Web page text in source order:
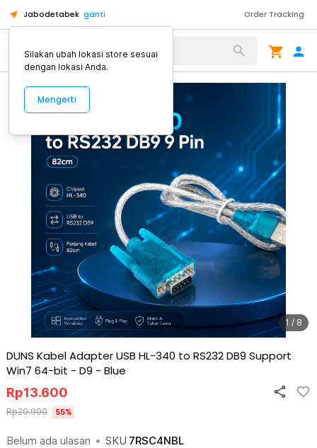
Jabodetabek ganti Order Tracking
Alat Kopi
1 / 8
DUNS Kabel Adapter USB HL-340 to RS232 DB9 Support
Win7 64-bit - D9 - Blue
Belum ada ulasan • SKU 7RSC4NBL
Rp13.600
Rp29.900 55%
Silakan ubah lokasi store sesuai
dengan lokasi Anda.
Mengerti